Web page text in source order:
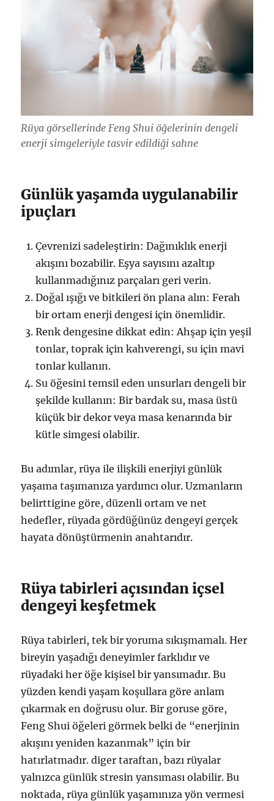
Rüya görsellerinde Feng Shui öğelerinin dengeli
enerji simgeleriyle tasvir edildiği sahne
Günlük yaşamda uygulanabilir
ipuçları
Çevrenizi sadeleştirin: Dağınıklık enerji
akışını bozabilir. Eşya sayısını azaltıp
kullanmadığınız parçaları geri verin.
Doğal ışığı ve bitkileri ön plana alın: Ferah
bir ortam enerji dengesi için önemlidir.
Renk dengesine dikkat edin: Ahşap için yeşil
tonlar, toprak için kahverengi, su için mavi
tonlar kullanın.
Su öğesini temsil eden unsurları dengeli bir
şekilde kullanın: Bir bardak su, masa üstü
küçük bir dekor veya masa kenarında bir
kütle simgesi olabilir.
Bu adımlar, rüya ile ilişkili enerjiyi günlük
yaşama taşımanıza yardımcı olur. Uzmanların
belirttigine göre, düzenli ortam ve net
hedefler, rüyada gördüğünüz dengeyi gerçek
hayata dönüştürmenin anahtarıdır.
Rüya tabirleri açısından içsel
dengeyi keşfetmek
Rüya tabirleri, tek bir yoruma sıkışmamalı. Her
bireyin yaşadığı deneyimler farklıdır ve
rüyadaki her öğe kişisel bir yansımadır. Bu
yüzden kendi yaşam koşullara göre anlam
çıkarmak en doğrusu olur. Bir goruse göre,
Feng Shui öğeleri görmek belki de “enerjinin
akışını yeniden kazanmak” için bir
hatırlatmadır. diger taraftan, bazı rüyalar
yalnızca günlük stresin yansıması olabilir. Bu
noktada, rüya günlük yaşamınıza yön vermesi